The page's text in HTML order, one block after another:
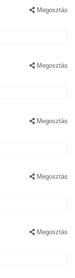
Megosztás
Megosztás
Megosztás
Megosztás
Megosztás